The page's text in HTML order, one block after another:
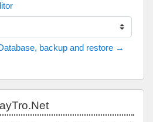
backup and restore →